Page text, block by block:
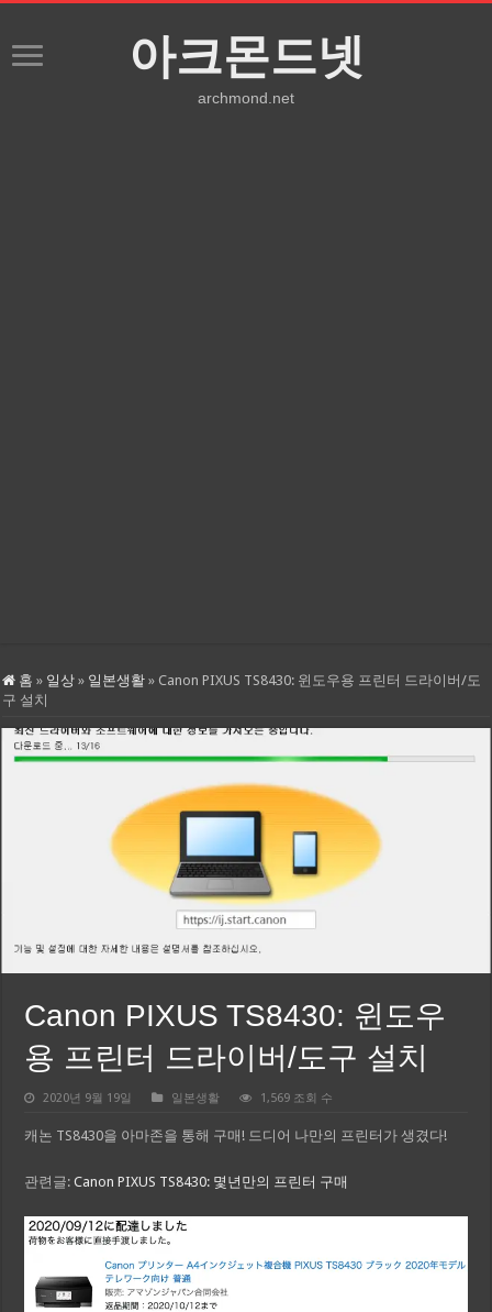
아크몬드넷
archmond.net
홈 » 일상 » 일본생활 » Canon PIXUS TS8430: 윈도우용 프린터 드라이버/도
구 설치
Canon PIXUS TS8430: 윈도우
용 프린터 드라이버/도구 설치
2020년 9월 19일 일본생활 1,569 조회 수
캐논 TS8430을 아마존을 통해 구매! 드디어 나만의 프린터가 생겼다!
관련글:Canon PIXUS TS8430: 몇년만의 프린터 구매